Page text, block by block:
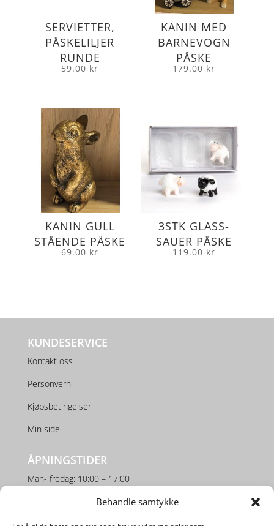
Behandle samtykke
SERVIETTER,
PÅSKELILJER
RUNDE
59.00 kr
KANIN MED
BARNEVOGN
PÅSKE
179.00 kr
KANIN GULL
STÅENDE PÅSKE
69.00 kr
3STK GLASS-
SAUER PÅSKE
119.00 kr
KUNDESERVICE
Kontakt oss
Personvern
Kjøpsbetingelser
Min side
ÅPNINGSTIDER
Man- fredag: 10:00 – 17:00
Lørdag: 10:00 – 16:00